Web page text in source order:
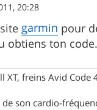
20:28
sitegarmin pour
obtiens ton code.
XT, freins Avid
son cardio-